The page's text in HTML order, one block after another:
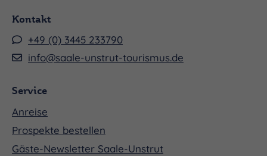
Kontakt
+49 (0) 3445 233790
info@saale-unstrut-tourismus.de
Service
Anreise
Prospekte bestellen
Gäste-Newsletter Saale-Unstrut